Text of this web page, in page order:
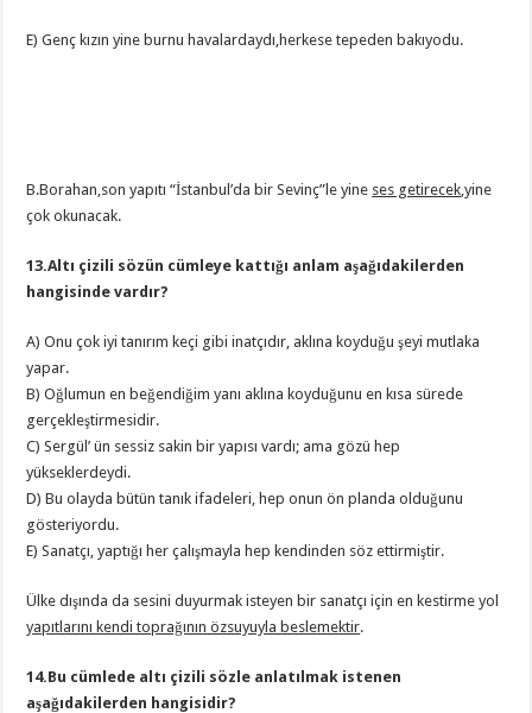
E) Genç kızın yine burnu havalardaydı,herkese tepeden bakıyodu.
B.Borahan,son yapıtı “İstanbul’da bir Sevinç”le yine ses getirecek,yine
çok okunacak.
13.Altı çizili sözün cümleye kattığı anlam aşağıdakilerden
hangisinde vardır?
A) Onu çok iyi tanırım keçi gibi inatçıdır, aklına koyduğu şeyi mutlaka
yapar.
B) Oğlumun en beğendiğim yanı aklına koyduğunu en kısa sürede
gerçekleştirmesidir.
C) Sergül’ ün sessiz sakin bir yapısı vardı; ama gözü hep
yükseklerdeydi.
D) Bu olayda bütün tanık ifadeleri, hep onun ön planda olduğunu
gösteriyordu.
E) Sanatçı, yaptığı her çalışmayla hep kendinden söz ettirmiştir.
Ülke dışında da sesini duyurmak isteyen bir sanatçı için en kestirme yol
yapıtlarını kendi toprağının özsuyuyla beslemektir.
14.Bu cümlede altı çizili sözle anlatılmak istenen
aşağıdakilerden hangisidir?